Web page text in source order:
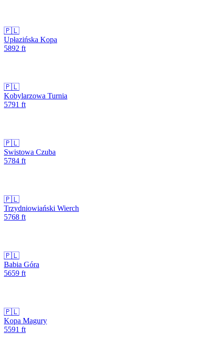
🇵🇱
Upłazińska Kopa
5892 ft
🇵🇱
Kobylarzowa Turnia
5791 ft
🇵🇱
Swistowa Czuba
5784 ft
🇵🇱
Trzydniowiański Wierch
5768 ft
🇵🇱
Babia Góra
5659 ft
🇵🇱
Kopa Magury
5591 ft